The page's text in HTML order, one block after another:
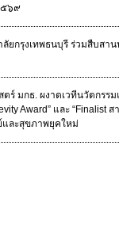
๕๖๙
ยกรุงเทพธนบุรี ร่วมสืบสา
ร์ มกธ. ผงาดเวทีนวัตกรรม
Award” และ “Finalist ส
ละสุขภาพยุคใหม่